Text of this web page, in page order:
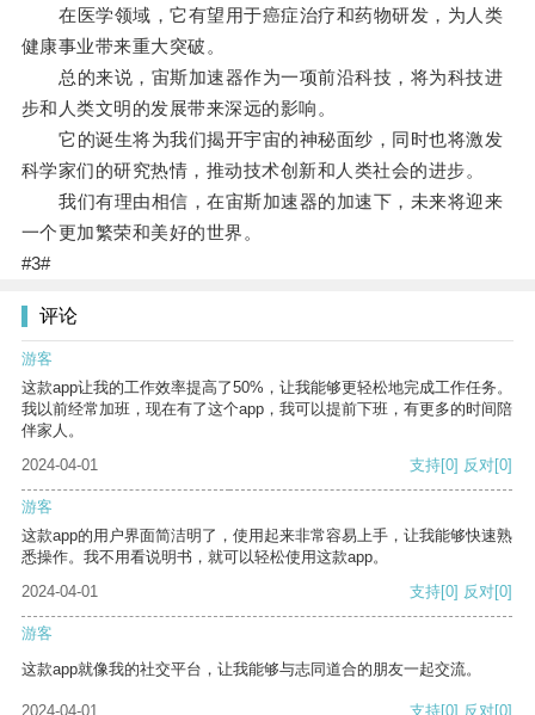
在医学领域，它有望用于癌症治疗和药物研发，为人类
健康事业带来重大突破。
总的来说，宙斯加速器作为一项前沿科技，将为科技进
步和人类文明的发展带来深远的影响。
它的诞生将为我们揭开宇宙的神秘面纱，同时也将激发
科学家们的研究热情，推动技术创新和人类社会的进步。
我们有理由相信，在宙斯加速器的加速下，未来将迎来
一个更加繁荣和美好的世界。
#3#
评论
游客
这款app让我的工作效率提高了50%，让我能够更轻松地完成工作任务。
我以前经常加班，现在有了这个app，我可以提前下班，有更多的时间陪
伴家人。
2024-04-01
支持[0] 反对[0]
游客
这款app的用户界面简洁明了，使用起来非常容易上手，让我能够快速熟
悉操作。我不用看说明书，就可以轻松使用这款app。
2024-04-01
支持[0] 反对[0]
游客
这款app就像我的社交平台，让我能够与志同道合的朋友一起交流。
2024-04-01 支持[0] 反对[0]